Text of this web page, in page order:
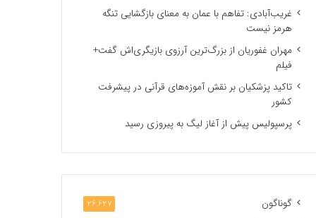
غریب‌آبادی: تفاهم با عمان به معنای بازگشایی تنگه
هرمز نیست
مهران غفوریان از بزرگ‌ترین آرزوی بازیگری‌اش گفت+
فیلم
تاکید پزشکیان بر نقش آموزه‌های قرآنی در پیشرفت
کشور
پرسپولیس پیش از آغاز لیگ به پیروزی رسید
گوناگون 26,627